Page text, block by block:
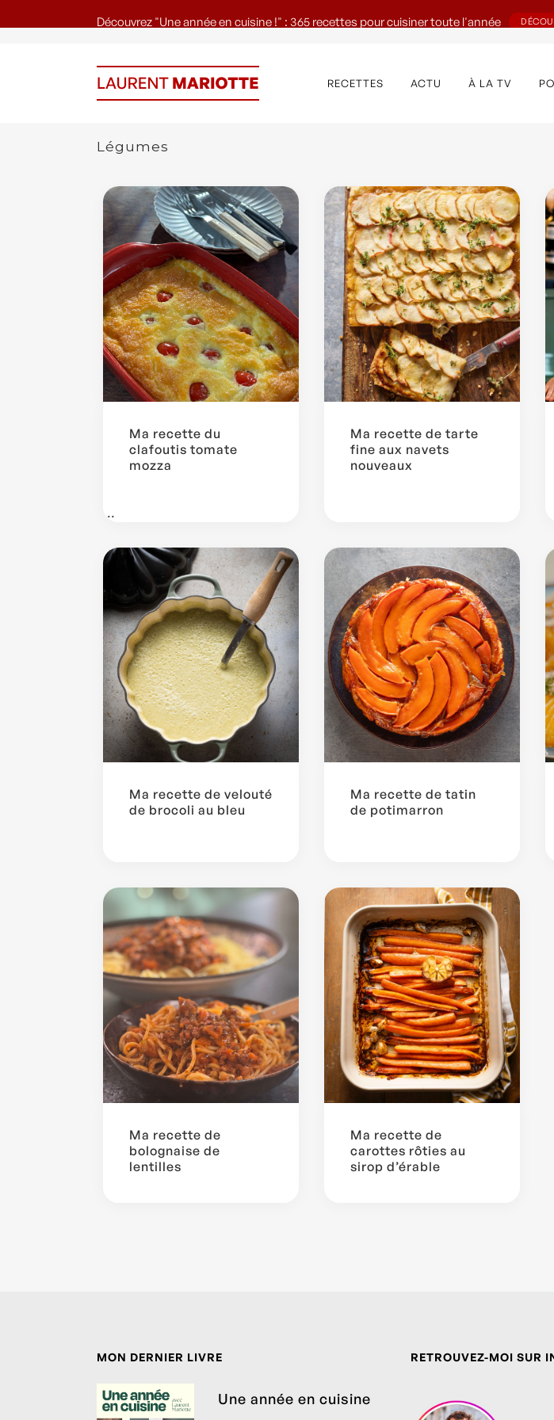
Découvrez "Une année en cuisine !" : 365 recettes pour cuisiner toute l'année
RECETTES ACTU À LA TV
Légumes
Ma recette du
clafoutis tomate
mozza
...
Ma recette de tarte
fine aux navets
nouveaux
Ma recette de velouté
de brocoli au bleu
Ma recette de tatin
de potimarron
Ma recette de
bolognaise de
lentilles
Ma recette de
carottes rôties au
sirop d’érable
MON DERNIER LIVRE
Une année en cuisine
RETROUVEZ-MOI SUR